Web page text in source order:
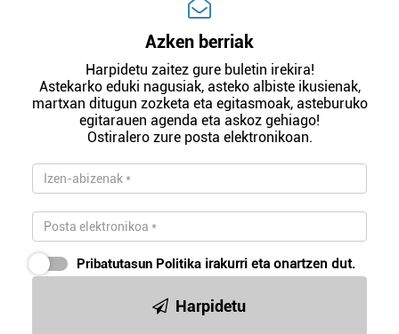
Azken berriak
Harpidetu zaitez gure buletin irekira!
Astekarko eduki nagusiak, asteko albiste ikusienak,
martxan ditugun zozketa eta egitasmoak, asteburuko
egitarauen agenda eta askoz gehiago!
Ostiralero zure posta elektronikoan.
Pribatutasun Politika irakurri eta onartzen dut.
Harpidetu